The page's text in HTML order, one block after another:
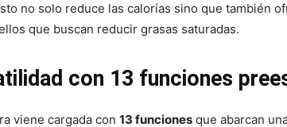
no solo reduce las calorías sino que también
que buscan reducir grasas saturadas.
con 13 funciones
viene cargada con 13 funciones que abarcan